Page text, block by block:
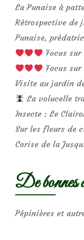
La Punaise à
Rétrospective de
Punaise,
Focus
Focus
Visite au jardin
La volucelle
Insecte : Le
Sur les fleurs de
Corise de la
De bonnes
Pépinières et